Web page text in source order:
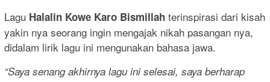
Lagu Halalin Kowe Karo Bismillah terinspirasi dari kisah
yakin nya seorang ingin mengajak nikah pasangan nya,
didalam lirik lagu ini mengunakan bahasa jawa.
“Saya senang akhirnya lagu ini selesai, saya berharap